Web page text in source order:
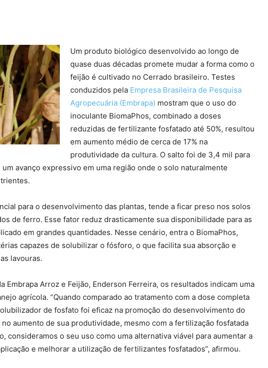
Um produto biológico desenvolvido ao longo de
quase duas décadas promete mudar a forma como o
feijão é cultivado no Cerrado brasileiro. Testes
conduzidos pela Empresa Brasileira de Pesquisa
Agropecuária (Embrapa) mostram que o uso do
inoculante BiomaPhos, combinado a doses
reduzidas de fertilizante fosfatado até 50%, resultou
em aumento médio de cerca de 17% na
produtividade da cultura. O salto foi de 3,4 mil para
avanço expressivo em uma região onde o solo naturalmente
para o desenvolvimento das plantas, tende a ficar preso nos solos
de ferro. Esse fator reduz drasticamente sua disponibilidade para as
em grandes quantidades. Nesse cenário, entra o BiomaPhos,
capazes de solubilizar o fósforo, o que facilita sua absorção e
lavouras.
Embrapa Arroz e Feijão, Enderson Ferreira, os resultados indicam uma
agrícola. “Quando comparado ao tratamento com a dose completa
de fosfato foi eficaz na promoção do desenvolvimento do
aumento de sua produtividade, mesmo com a fertilização fosfatada
consideramos o seu uso como uma alternativa viável para aumentar a
e melhorar a utilização de fertilizantes fosfatados”, afirmou.